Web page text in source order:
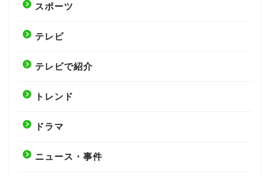
スポーツ
テレビ
テレビで紹介
トレンド
ドラマ
ニュース・事件